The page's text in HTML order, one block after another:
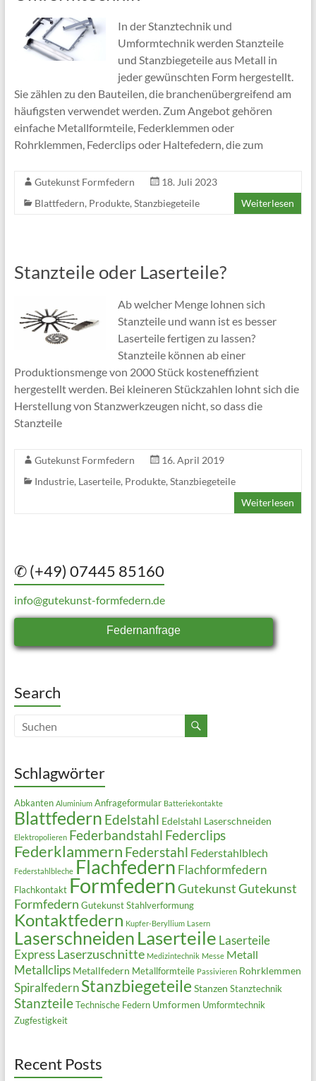
In der Stanztechnik und
Umformtechnik werden Stanzteile
und Stanzbiegeteile aus Metall in
jeder gewünschten Form hergestellt.
Sie zählen zu den Bauteilen, die branchenübergreifend am
häufigsten verwendet werden. Zum Angebot gehören
einfache Metallformteile, Federklemmen oder
Rohrklemmen, Federclips oder Haltefedern, die zum
Gutekunst Formfedern
18. Juli 2023
Blattfedern, Produkte, Stanzbiegeteile Weiterlesen
Stanzteile oder Laserteile?
Ab welcher Menge lohnen sich
Stanzteile und wann ist es besser
Laserteile fertigen zu lassen?
Stanzteile können ab einer
Produktionsmenge von 2000 Stück kosteneffizient
hergestellt werden. Bei kleineren Stückzahlen lohnt sich die
Herstellung von Stanzwerkzeugen nicht, so dass die
Stanzteile
Gutekunst Formfedern
16. April 2019
Industrie, Laserteile, Produkte, Stanzbiegeteile
Weiterlesen
✆ (+49) 07445 85160
info@gutekunst-formfedern.de
Federnanfrage
Search
Schlagwörter
Abkanten Aluminium Anfrageformular Batteriekontakte
Blattfedern Edelstahl Edelstahl Laserschneiden
Elektropolieren Federbandstahl Federclips
Federklammern Federstahl Federstahlblech
Federstahlbleche Flachfedern Flachformfedern
Flachkontakt FormfedernGutekunstGutekunst
Formfedern Gutekunst Stahlverformung
Kontaktfedern Kupfer-Beryllium Lasern
Laserschneiden Laserteile Laserteile
Express Laserzuschnitte Medizintechnik Messe Metall
Metallclips Metallfedern Metallformteile Passivieren Rohrklemmen
Spiralfedern Stanzbiegeteile Stanzen Stanztechnik
Stanzteile Technische Federn Umformen Umformtechnik
Zugfestigkeit
Recent Posts